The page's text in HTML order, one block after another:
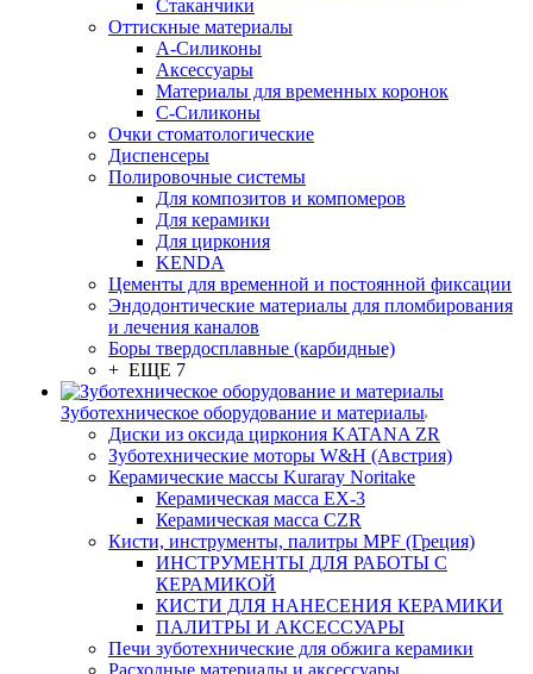
Стаканчики
Оттискные материалы
А-Силиконы
Аксессуары
Материалы для временных коронок
С-Силиконы
Очки стоматологические
Диспенсеры
Полировочные системы
Для композитов и компомеров
Для керамики
Для циркония
KENDA
Цементы для временной и постоянной фиксации
Эндодонтические материалы для пломбирования
и лечения каналов
Боры твердосплавные (карбидные)
+ ЕЩЕ 7
Зуботехническое оборудование и материалы
Диски из оксида циркония KATANA ZR
Зуботехнические моторы W&H (Австрия)
Керамические массы Kuraray Noritake
Керамическая масса EX-3
Керамическая масса CZR
Кисти, инструменты, палитры MPF (Греция)
ИНСТРУМЕНТЫ ДЛЯ РАБОТЫ С
КЕРАМИКОЙ
КИСТИ ДЛЯ НАНЕСЕНИЯ КЕРАМИКИ
ПАЛИТРЫ И АКСЕССУАРЫ
Печи зуботехнические для обжига керамики
Расходные материалы и аксессуары